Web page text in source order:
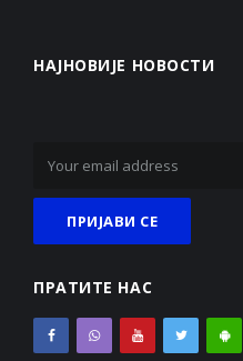
НАЈНОВИЈЕ НОВОСТИ
ПРАТИТЕ НАС